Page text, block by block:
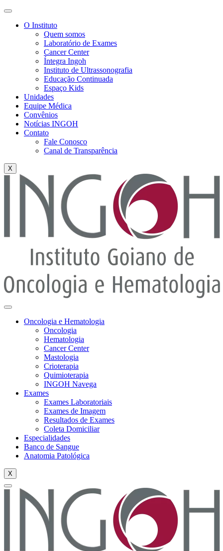
O Instituto
Quem somos
Laboratório de Exames
Cancer Center
Íntegra Ingoh
Instituto de Ultrassonografia
Educação Continuada
Espaço Kids
Unidades
Equipe Médica
Convênios
Notícias INGOH
Contato
Fale Conosco
Canal de Transparência
X
Oncologia e Hematologia
Oncologia
Hematologia
Cancer Center
Mastologia
Crioterapia
Quimioterapia
INGOH Navega
Exames
Exames Laboratoriais
Exames de Imagem
Resultados de Exames
Coleta Domiciliar
Especialidades
Banco de Sangue
Anatomia Patológica
X